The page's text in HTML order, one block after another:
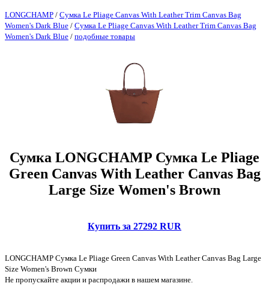
LONGCHAMP / Сумка Le Pliage Canvas With Leather Trim Canvas Bag
Women's Dark Blue / Сумка Le Pliage Canvas With Leather Trim Canvas Bag
Women's Dark Blue / подобные товары
Сумка LONGCHAMP Сумка Le Pliage
Green Canvas With Leather Canvas Bag
Large Size Women's Brown
Купить за 27292 RUR
LONGCHAMP Сумка Le Pliage Green Canvas With Leather Canvas Bag Large
Size Women's Brown Сумки
Не пропускайте акции и распродажи в нашем магазине.